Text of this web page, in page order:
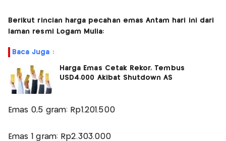
Berikut rincian harga pecahan emas Antam hari ini dari
laman resmi Logam Mulia:
Baca Juga :
Harga Emas Cetak Rekor, Tembus
USD4.000 Akibat Shutdown AS
Emas 0,5 gram: Rp1.201.500
Emas 1 gram: Rp2.303.000